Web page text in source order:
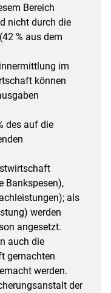
Bereich
nicht durch die
% aus dem
im
können
des auf die
Bank­spesen),
als
werden
angesetzt.
auch die
gemachten
werden.
der